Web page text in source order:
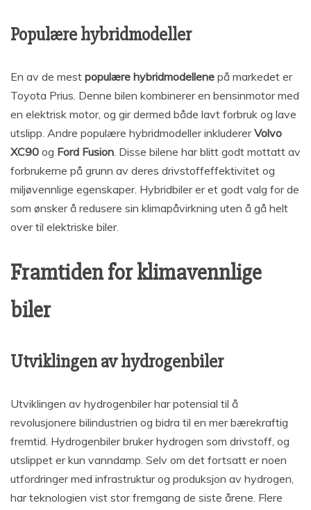
Populære hybridmodeller
En av de mest populære hybridmodellene på markedet er
Toyota Prius. Denne bilen kombinerer en bensinmotor med
en elektrisk motor, og gir dermed både lavt forbruk og lave
utslipp. Andre populære hybridmodeller inkludererVolvo
XC90 og Ford Fusion . Disse bilene har blitt godt mottatt av
forbrukerne på grunn av deres drivstoffeffektivitet og
miljøvennlige egenskaper. Hybridbiler er et godt valg for de
som ønsker å redusere sin klimapåvirkning uten å gå helt
over til elektriske biler.
Framtiden for klimavennlige
biler
Utviklingen av hydrogenbiler
Utviklingen av hydrogenbiler har potensial til å
revolusjonere bilindustrien og bidra til en mer bærekraftig
fremtid. Hydrogenbiler bruker hydrogen som drivstoff, og
utslippet er kun vanndamp. Selv om det fortsatt er noen
utfordringer med infrastruktur og produksjon av hydrogen,
har teknologien vist stor fremgang de siste årene. Flere